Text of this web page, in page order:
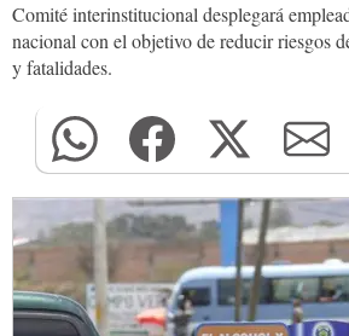
Comité interinstitucional desplegará
nacional con el objetivo de reducir riesgos
y fatalidades.